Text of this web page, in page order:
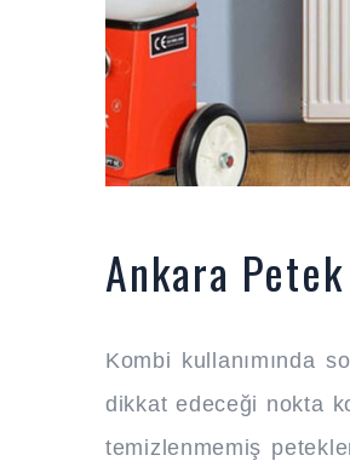
Ankara
Kombi kullanımında
dikkat edeceği nokta
temizlenmemiş